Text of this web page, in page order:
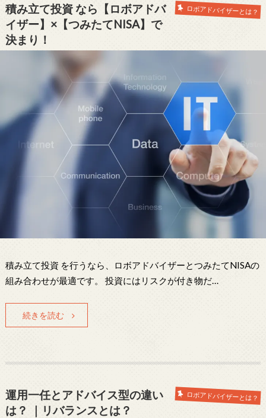
ロボアドバイザーとは？
積み立て投資 なら【ロボアドバ
イザー】×【つみたてNISA】で
決まり！
積み立て投資 を行うなら、ロボアドバイザーとつみたてNISAの
組み合わせが最適です。 投資にはリスクが付き物だ…
続きを読む
ロボアドバイザーとは？
運用一任とアドバイス型の違い
は？ ｜リバランスとは？